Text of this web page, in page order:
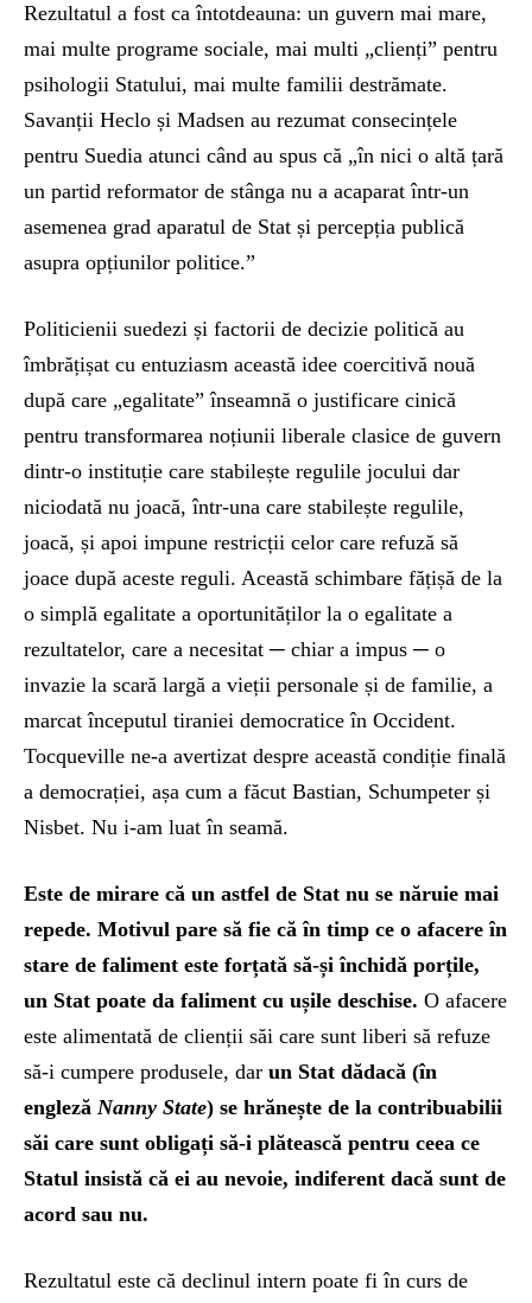
Rezultatul a fost ca întotdeauna: un guvern mai mare,
mai multe programe sociale, mai multi „clienți” pentru
psihologii Statului, mai multe familii destrămate.
Savanții Heclo și Madsen au rezumat consecințele
pentru Suedia atunci când au spus că „în nici o altă țară
un partid reformator de stânga nu a acaparat într-un
asemenea grad aparatul de Stat și percepția publică
asupra opțiunilor politice.”
Politicienii suedezi și factorii de decizie politică au
îmbrățișat cu entuziasm această idee coercitivă nouă
după care „egalitate” înseamnă o justificare cinică
pentru transformarea noțiunii liberale clasice de guvern
dintr-o instituție care stabilește regulile jocului dar
niciodată nu joacă, într-una care stabilește regulile,
joacă, și apoi impune restricții celor care refuză să
joace după aceste reguli. Această schimbare fățișă de la
o simplă egalitate a oportunităților la o egalitate a
rezultatelor, care a necesitat ─ chiar a impus ─ o
invazie la scară largă a vieții personale și de familie, a
marcat începutul tiraniei democratice în Occident.
Tocqueville ne-a avertizat despre această condiție finală
a democrației, așa cum a făcut Bastian, Schumpeter și
Nisbet. Nu i-am luat în seamă.
Este de mirare că un astfel de Stat nu se năruie mai
repede. Motivul pare să fie că în timp ce o afacere în
stare de faliment este forțată să-și închidă porțile,
un Stat poate da faliment cu ușile deschise. O afacere
este alimentată de clienții săi care sunt liberi să refuze
să-i cumpere produsele, dar un Stat dădacă (în
engleză Nanny State) se hrănește de la contribuabilii
săi care sunt obligați să-i plătească pentru ceea ce
Statul insistă că ei au nevoie, indiferent dacă sunt de
acord sau nu.
Rezultatul este că declinul intern poate fi în curs de